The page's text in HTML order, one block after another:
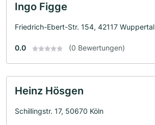
Ingo Figge
Friedrich-Ebert-Str. 154, 42117 Wuppertal
0.0 (0 Bewertungen)
Heinz Hösgen
Schillingstr. 17, 50670 Köln